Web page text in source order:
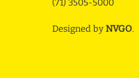
(71) 3505-5000
Designed by NVGO.